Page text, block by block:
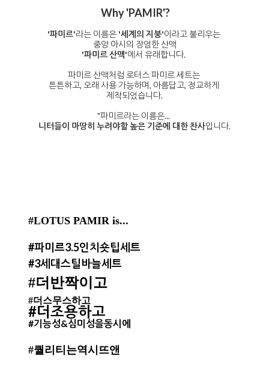
Why 'PAMIR'?
'파미르'라는 이름은 '세계의 지붕'이라고 불리우는
중앙 아시의 장엄한 산맥
'파미르 산맥'에서 유래합니다.
파미르 산맥처럼 로터스 파미르 세트는
튼튼하고, 오래 사용 가능하며, 아름답고, 정교하게
제작되었습니다.
"파미르라는 이름은...
니터들이 마땅히 누려야할 높은 기준에 대한 찬사입니다.
#LOTUS PAMIR is...
#파미르3.5인치숏팁세트
#3세대스틸바늘세트
#더반짝이고
#더스무스하고
#더조용하고
#기능성&심미성을동시에
#퀄리티는역시뜨앤